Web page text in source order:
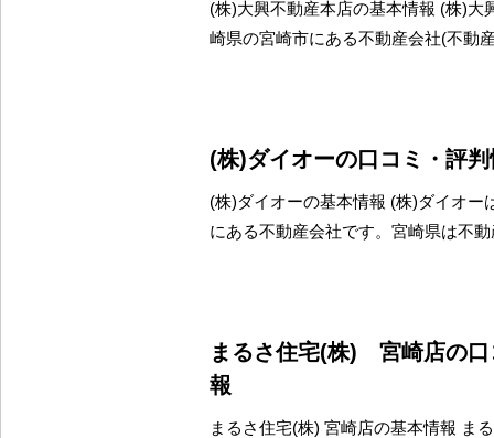
(株)大興不動産本店の基本情報 (株)大
崎県の宮崎市にある不動産会社(不動
(株)ダイオーの口コミ・評
(株)ダイオーの基本情報 (株)ダイオー
にある不動産会社です。宮崎県は不
まるさ住宅(株) 宮崎店の口
報
まるさ住宅(株) 宮崎店の基本情報 ま